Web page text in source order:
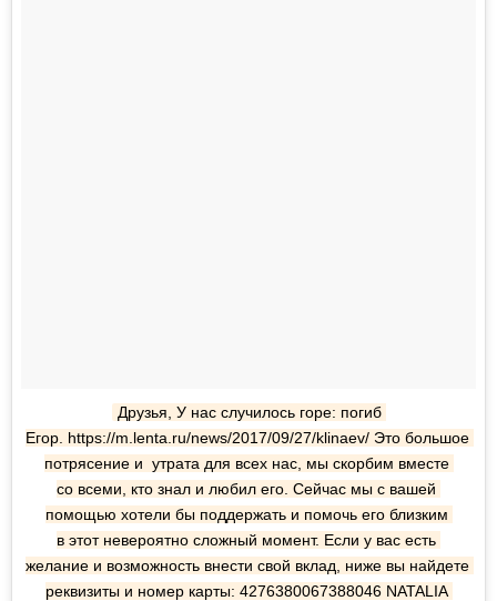
Друзья, У нас случилось горе: погиб
Егор. https://m.lenta.ru/news/2017/09/27/klinaev/ Это большое
потрясение и  утрата для всех нас, мы скорбим вместе
со всеми, кто знал и любил его. Сейчас мы с вашей
помощью хотели бы поддержать и помочь его близким
в этот невероятно сложный момент. Если у вас есть
желание и возможность внести свой вклад, ниже вы найдете
реквизиты и номер карты: 4276380067388046 NATALIA